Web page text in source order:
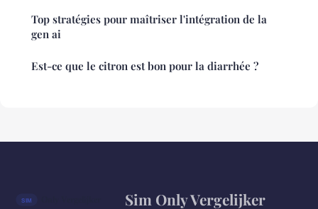
Top stratégies pour maîtriser l'intégration de la
gen ai
Est-ce que le citron est bon pour la diarrhée ?
Sim Only Vergelijker